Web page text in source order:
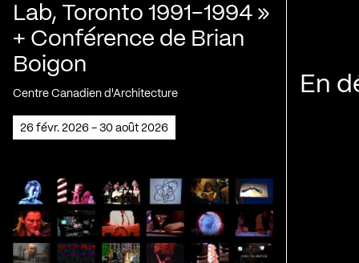
Lab, Toronto 1991-1994 »
+ Conférence de Brian
Boigon
Centre Canadien d'Architecture
26 févr. 2026 - 30 août 2026
En